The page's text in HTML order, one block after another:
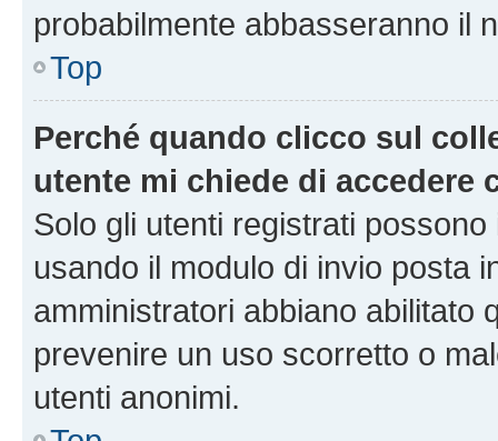
probabilmente abbasseranno il
Top
Perché quando clicco sul
utente mi chiede di accedere
Solo gli utenti registrati
usando il modulo di invio posta
amministratori abbiano abilitato
prevenire un uso scorretto o
utenti anonimi.